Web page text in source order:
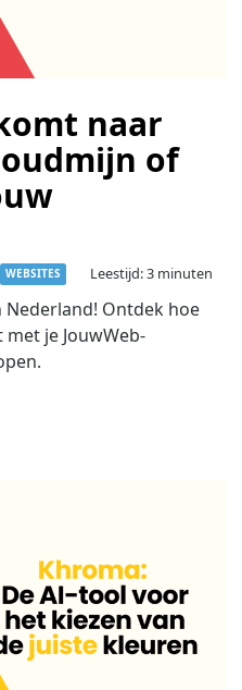
naar
of
WEBSITES Leestijd: 3 minuten
Nederland! Ontdek hoe
je JouwWeb-